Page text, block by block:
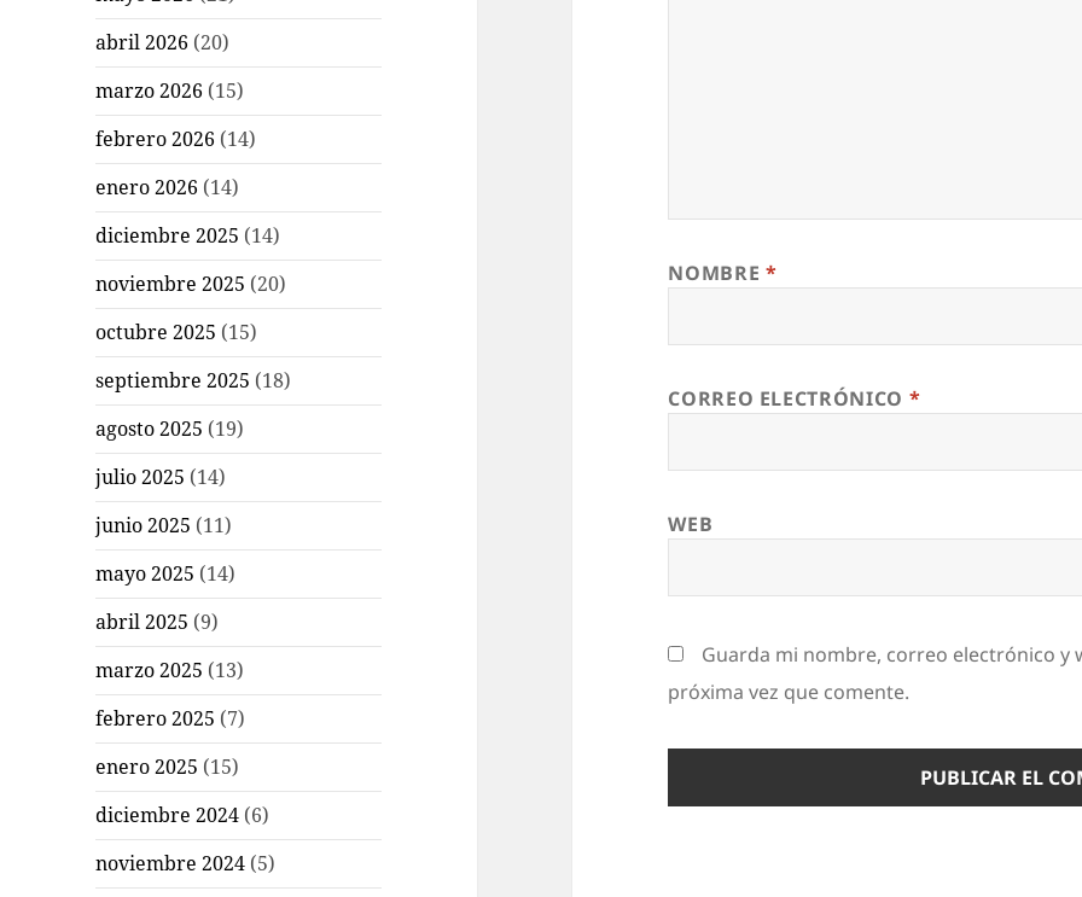
abril 2026 (20)
marzo 2026 (15)
febrero 2026 (14)
enero 2026 (14)
diciembre 2025 (14)
noviembre 2025 (20)
octubre 2025 (15)
septiembre 2025 (18)
agosto 2025 (19)
julio 2025 (14)
junio 2025 (11)
mayo 2025 (14)
abril 2025 (9)
marzo 2025 (13)
febrero 2025 (7)
enero 2025 (15)
diciembre 2024 (6)
noviembre 2024 (5)
NOMBRE *
CORREO ELECTRÓNICO *
WEB
Guarda mi nombre, correo electrónico y
próxima vez que comente.